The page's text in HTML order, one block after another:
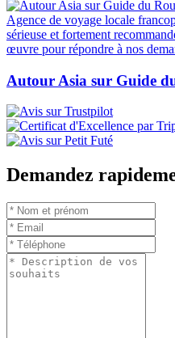
Agence de voyage locale
sérieuse et fortement
œuvre pour répondre à nos
Autour Asia sur Guide
Demandez